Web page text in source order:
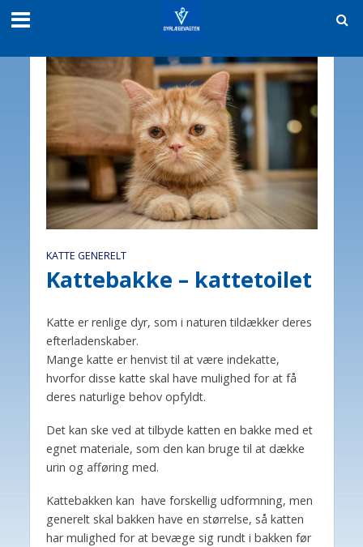
KATTE GENERELT
Kattebakke – kattetoilet
Katte er renlige dyr, som i naturen tildækker deres
efterladenskaber.
Mange katte er henvist til at være indekatte,
hvorfor disse katte skal have mulighed for at få
deres naturlige behov opfyldt.
Det kan ske ved at tilbyde katten en bakke med et
egnet materiale, som den kan bruge til at dække
urin og afføring med.
Kattebakken kan have forskellig udformning, men
generelt skal bakken have en størrelse, så katten
har mulighed for at bevæge sig rundt i bakken før